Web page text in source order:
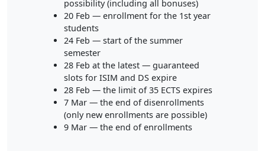
possibility (including all bonuses)
20 Feb — enrollment for the 1st year
students
24 Feb — start of the summer
semester
28 Feb at the latest — guaranteed
slots for ISIM and DS expire
28 Feb — the limit of 35 ECTS expires
7 Mar — the end of disenrollments
(only new enrollments are possible)
9 Mar — the end of enrollments